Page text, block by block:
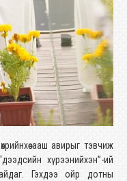
ааш авирыг тэвчиж
хүрээнийхэн”-ий
Гэхдээ ойр дотны